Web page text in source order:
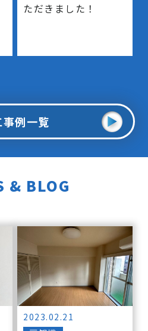
ただきました！
事例一覧
& BLOG
2023.02.21